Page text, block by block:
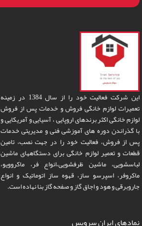
این شرکت فعالیت خود را از سال 1384 در زمینه
تعمیرات لوازم خانگی فروش و خدمات پس از فروش
لوازم خانگی اکثر برندهای اروپایی ، آسیایی و آمریکایی و
با گذراندن دوره های آموزشی فنی و مدیریتی خدمات
پس از فروش، فعالیت خود را در جهت نصب، تامین
قطعات و تعمیر لوازم خانگی برای دستگاههای ماشین
لباسشویی، ماشین ظرفشویی،انواع فر، ماکروویو،
ماکروفر، اسپرسو ساز، قهوه ساز اتوماتیک و انواع
جاروبرقی و هود و اجاق گاز و صفحه گاز بنا نهاده است.
نمادهای ایران سرویس